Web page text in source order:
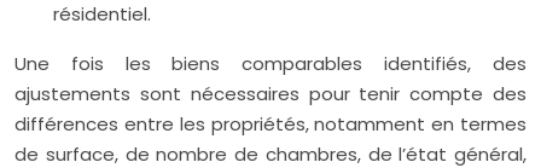
résidentiel.
Une fois les biens comparables identifiés, des
ajustements sont nécessaires pour tenir compte des
différences entre les propriétés, notamment en termes
de surface, de nombre de chambres, de l’état général,